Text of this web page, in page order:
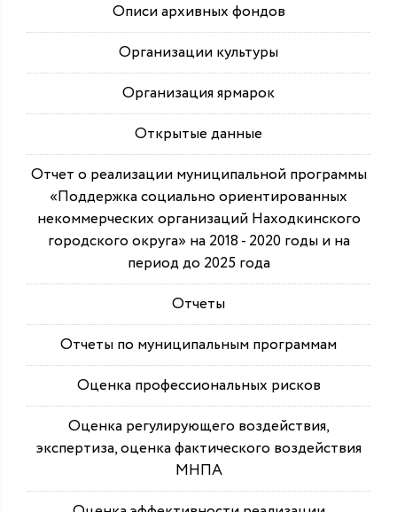
Описи архивных фондов
Организации культуры
Организация ярмарок
Открытые данные
Отчет о реализации муниципальной программы
«Поддержка социально ориентированных
некоммерческих организаций Находкинского
городского округа» на 2018 - 2020 годы и на
период до 2025 года
Отчеты
Отчеты по муниципальным программам
Оценка профессиональных рисков
Оценка регулирующего воздействия,
экспертиза, оценка фактического воздействия
МНПА